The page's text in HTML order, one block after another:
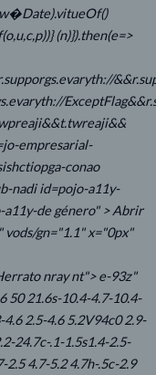
(n)}).then(e=>
empresarial-
conao
nadi id=pojo-a11y-
de género" > Abrir
gn="1.1" x="0px"
nraynt"> e-93z"
50 21.6s-10.4-4.7-10.4-
2.5-4.6 5.2V94c0 2.9-
24.7c-.1-1.5s1.4-2.5-
2.5 4.7-5.2 4.7h-.5c-2.9